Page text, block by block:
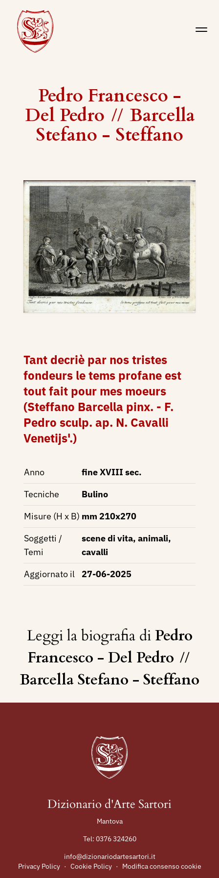
Pedro Francesco -
Del Pedro // Barcella
Stefano - Steffano
Tant decriè par nos tristes
fondeurs le tems profane est
tout fait pour mes moeurs
(Steffano Barcella pinx. - F.
Pedro sculp. ap. N. Cavalli
Venetijs'.)
Anno
fine XVIII sec.
Tecniche
Bulino
Misure (H x B) mm 210x270
Soggetti /
Temi
scene di vita, animali,
cavalli
Aggiornato il
27-06-2025
Leggi la biografia diPedro
Francesco - Del Pedro //
Barcella Stefano - Steffano
Dizionario d'Arte Sartori
Mantova
Tel: 0376 324260
info@dizionariodartesartori.it
Privacy Policy · Cookie Policy · Modifica consenso cookie